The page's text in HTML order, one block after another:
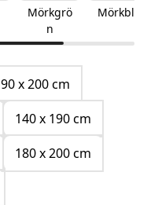
Mörkgrö
n
Mörkblå
90 x 200 cm
140 x 190 cm
180 x 200 cm